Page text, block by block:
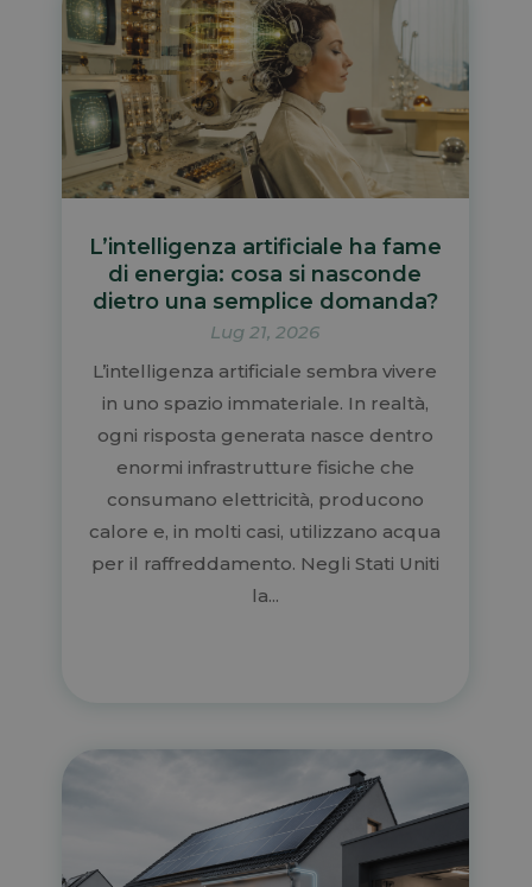
L’intelligenza artificiale ha fame
di energia: cosa si nasconde
dietro una semplice domanda?
Lug 21, 2026
L’intelligenza artificiale sembra vivere
in uno spazio immateriale. In realtà,
ogni risposta generata nasce dentro
enormi infrastrutture fisiche che
consumano elettricità, producono
calore e, in molti casi, utilizzano acqua
per il raffreddamento. Negli Stati Uniti
la...